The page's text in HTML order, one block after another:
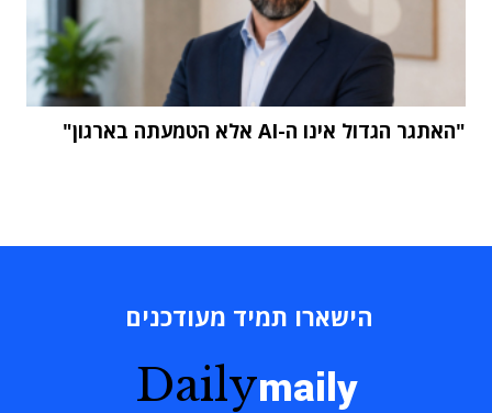
"האתגר הגדול אינו ה-AI אלא הטמעתה בארגון"
הישארו תמיד מעודכנים
Dailymaily